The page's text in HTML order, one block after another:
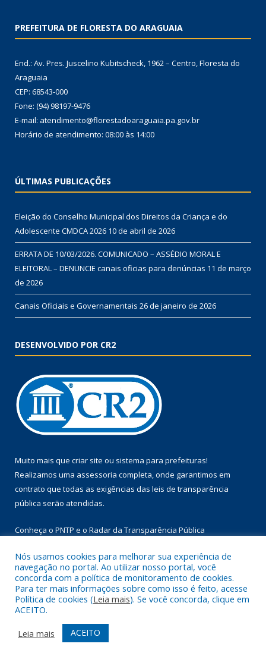
PREFEITURA DE FLORESTA DO ARAGUAIA
End.: Av. Pres. Juscelino Kubitscheck, 1962 – Centro, Floresta do
Araguaia
CEP: 68543-000
Fone: (94) 98197-9476
E-mail: atendimento@florestadoaraguaia.pa.gov.br
Horário de atendimento: 08:00 às 14:00
ÚLTIMAS PUBLICAÇÕES
Eleição do Conselho Municipal dos Direitos da Criança e do
Adolescente CMDCA 2026 10 de abril de 2026
ERRATA DE 10/03/2026. COMUNICADO – ASSÉDIO MORAL E
ELEITORAL – DENUNCIE canais oficias para denúncias 11 de março
de 2026
Canais Oficiais e Governamentais 26 de janeiro de 2026
DESENVOLVIDO POR CR2
Muito mais que criar site ou sistema para prefeituras!
Realizamos uma assessoria completa, onde garantimos em
contrato que todas as exigências das leis de transparência
pública serão atendidas.
Conheça o PNTP e o Radar da Transparência Pública
Todos os direitos reservados a Prefeitura Municipal de Floresta
do Araguaia.
Mapa do Site
Acessar Área Administrativa
Acessar Webmail
Nós usamos cookies para melhorar sua experiência de
navegação no portal. Ao utilizar nosso portal, você
concorda com a política de monitoramento de cookies.
Para ter mais informações sobre como isso é feito, acesse
Política de cookies (Leia mais). Se você concorda, clique em
ACEITO.
Leia mais
ACEITO